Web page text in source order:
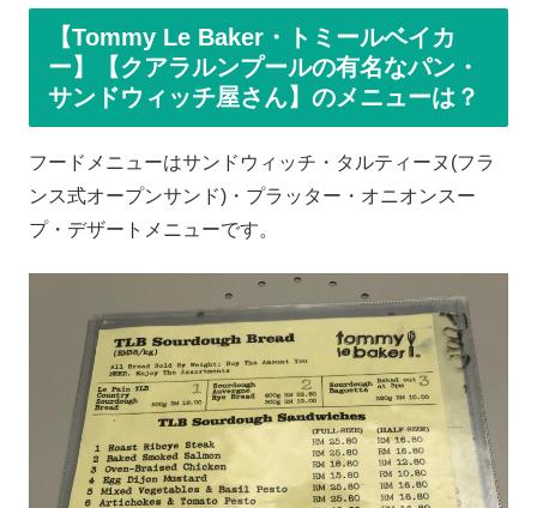
【Tommy Le Baker・トミールベイカ
ー】【クアラルンプールの有名なパン・
サンドウィッチ屋さん】のメニューは？
フードメニューはサンドウィッチ・タルティーヌ(フラ
ンス式オープンサンド)・プラッター・オニオンスー
プ・デザートメニューです。